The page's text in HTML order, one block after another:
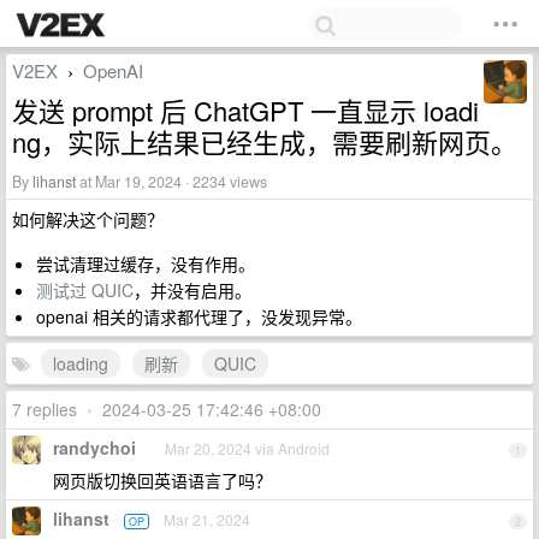
V2EX › OpenAI
发送 prompt 后 ChatGPT 一直显示 loadi
ng，实际上结果已经生成，需要刷新网页。
By lihanstat Mar 19, 2024 · 2234 views
如何解决这个问题？
尝试清理过缓存，没有作用。
测试过 QUIC，并没有启用。
openai 相关的请求都代理了，没发现异常。
loading
刷新
QUIC
7 replies • 2024-03-25 17:42:46 +08:00
1
randychoi Mar 20, 2024 via Android
网页版切换回英语语言了吗？
2
lihanst OP Mar 21, 2024